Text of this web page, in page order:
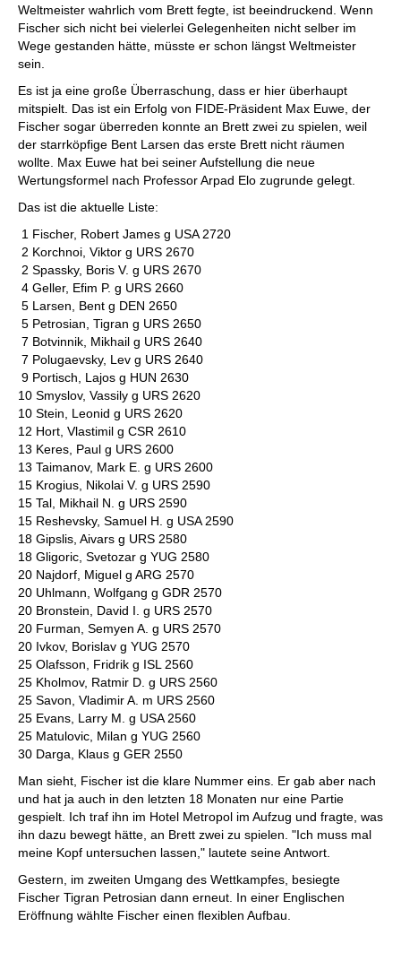
Weltmeister wahrlich vom Brett fegte, ist beeindruckend. Wenn
Fischer sich nicht bei vielerlei Gelegenheiten nicht selber im
Wege gestanden hätte, müsste er schon längst Weltmeister
sein.
Es ist ja eine große Überraschung, dass er hier überhaupt
mitspielt. Das ist ein Erfolg von FIDE-Präsident Max Euwe, der
Fischer sogar überreden konnte an Brett zwei zu spielen, weil
der starrköpfige Bent Larsen das erste Brett nicht räumen
wollte. Max Euwe hat bei seiner Aufstellung die neue
Wertungsformel nach Professor Arpad Elo zugrunde gelegt.
Das ist die aktuelle Liste:
1 Fischer, Robert James g USA 2720
2 Korchnoi, Viktor g URS 2670
2 Spassky, Boris V. g URS 2670
4 Geller, Efim P. g URS 2660
5 Larsen, Bent g DEN 2650
5 Petrosian, Tigran g URS 2650
7 Botvinnik, Mikhail g URS 2640
7 Polugaevsky, Lev g URS 2640
9 Portisch, Lajos g HUN 2630
10 Smyslov, Vassily g URS 2620
10 Stein, Leonid g URS 2620
12 Hort, Vlastimil g CSR 2610
13 Keres, Paul g URS 2600
13 Taimanov, Mark E. g URS 2600
15 Krogius, Nikolai V. g URS 2590
15 Tal, Mikhail N. g URS 2590
15 Reshevsky, Samuel H. g USA 2590
18 Gipslis, Aivars g URS 2580
18 Gligoric, Svetozar g YUG 2580
20 Najdorf, Miguel g ARG 2570
20 Uhlmann, Wolfgang g GDR 2570
20 Bronstein, David I. g URS 2570
20 Furman, Semyen A. g URS 2570
20 Ivkov, Borislav g YUG 2570
25 Olafsson, Fridrik g ISL 2560
25 Kholmov, Ratmir D. g URS 2560
25 Savon, Vladimir A. m URS 2560
25 Evans, Larry M. g USA 2560
25 Matulovic, Milan g YUG 2560
30 Darga, Klaus g GER 2550
Man sieht, Fischer ist die klare Nummer eins. Er gab aber nach
und hat ja auch in den letzten 18 Monaten nur eine Partie
gespielt. Ich traf ihn im Hotel Metropol im Aufzug und fragte, was
ihn dazu bewegt hätte, an Brett zwei zu spielen. "Ich muss mal
meine Kopf untersuchen lassen," lautete seine Antwort.
Gestern, im zweiten Umgang des Wettkampfes, besiegte
Fischer Tigran Petrosian dann erneut. In einer Englischen
Eröffnung wählte Fischer einen flexiblen Aufbau.